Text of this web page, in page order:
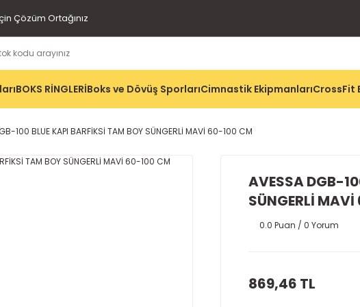
Çözüm Ortağınız
BOKS RİNGLERİBoks ve Dövüş SporlarıCimnastik EkipmanlarıCrossFit
100 BLUE KAPI BARFİKSİ TAM BOY SÜNGERLİ MAVİ 60-100 CM
AVESSA DGB-
SÜNGERLİ
0.0 Puan / 0 Yorum
869,46 TL